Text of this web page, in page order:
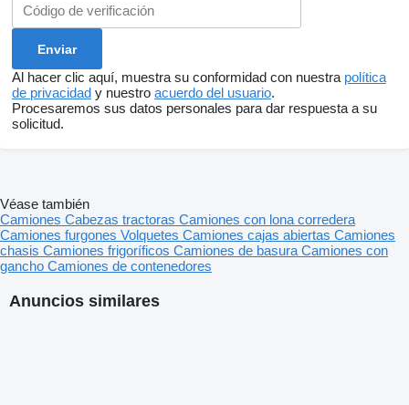
Al hacer clic aquí, muestra su conformidad con nuestra política
de privacidad y nuestro acuerdo del usuario.
Procesaremos sus datos personales para dar respuesta a su
solicitud.
Anuncios similares
Véase también
Camiones Cabezas tractoras Camiones con lona corredera
Camiones furgones Volquetes Camiones cajas abiertas Camiones
chasis Camiones frigoríficos Camiones de basura Camiones con
gancho Camiones de contenedores